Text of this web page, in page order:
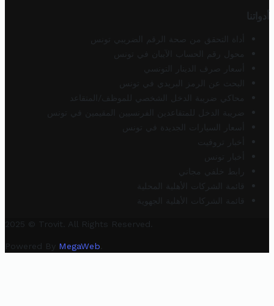
أدواتنا
أداة التحقق من صحة الرقم الضريبي تونس
محول رقم الحساب الآيبان في تونس
أسعار صرف الدينار التونسي
البحث عن الرمز البريدي في تونس
محاكي ضريبة الدخل الشخصي للموظف/المتقاعد
ضريبة الدخل للمتقاعدين الفرنسيين المقيمين في تونس
أسعار السيارات الجديدة في تونس
أخبار تروفيت
أخبار تونس
رابط خلفي مجاني
قائمة الشركات الأهلية المحلية
قائمة الشركات الأهلية الجهوية
2025 © Trovit. All Rights Reserved.
Powered By MegaWeb